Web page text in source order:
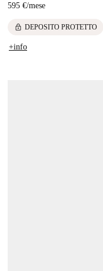
595 €/mese
lock DEPOSITO PROTETTO
+info